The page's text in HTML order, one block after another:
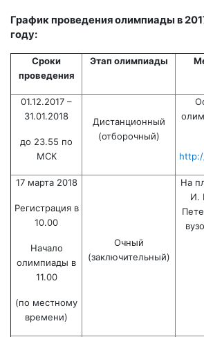
График проведения олимпиады в
году:
Сроки
проведения
Этап олимпиады
01.12.2017 –
31.01.2018
до 23.55 по
МСК
Дистанционный
(отборочный)
17 марта 2018
Регистрация в
10.00
Начало
олимпиады в
11.00
(по местному
времени)
Очный
(заключительный)
На
И.